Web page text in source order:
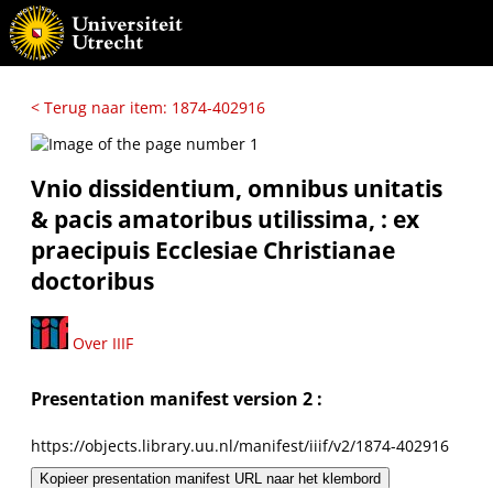
< Terug naar item: 1874-402916
Vnio dissidentium, omnibus unitatis
& pacis amatoribus utilissima, : ex
praecipuis Ecclesiae Christianae
doctoribus
Over IIIF
Presentation manifest version 2 :
https://objects.library.uu.nl/manifest/iiif/v2/1874-402916
Kopieer presentation manifest URL naar het klembord